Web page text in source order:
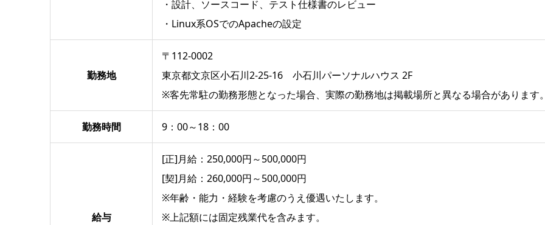
・設計、ソースコード、テスト仕様書のレビュー
・Linux系OSでのApacheの設定
勤務地
〒112-0002
東京都文京区小石川2-25-16 小石川パーソナルハウス 2F
※客先常駐の勤務形態となった場合、実際の勤務地は掲載場所と異なる場合があります
勤務時間 9：00～18：00
給与
[正]月給：250,000円～500,000円
[契]月給：260,000円～500,000円
※年齢・能力・経験を考慮のうえ優遇いたします。
※上記額には固定残業代を含みます。